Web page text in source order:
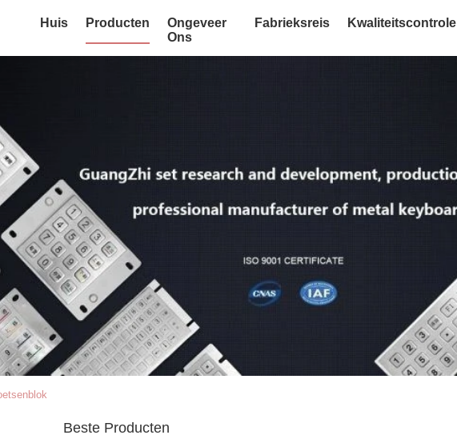
Huis Producten
Ongeveer
Ons
Fabrieksreis Kwaliteitscontrole
Beste Producten